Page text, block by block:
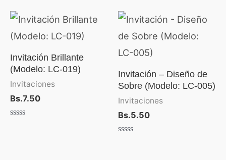
5
de
5
Invitación Brillante
(Modelo: LC-019)
Invitaciones
Bs.7.50
Invitación – Diseño de
Sobre (Modelo: LC-005)
Invitaciones
Bs.5.50